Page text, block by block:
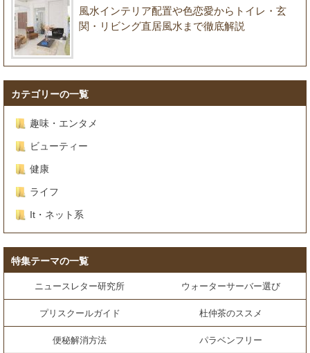
風水インテリア配置や色恋愛からトイレ・玄
関・リビング直居風水まで徹底解説
カテゴリーの一覧
趣味・エンタメ
ビューティー
健康
ライフ
It・ネット系
特集テーマの一覧
ニュースレター研究所 ウォーターサーバー選び
プリスクールガイド 杜仲茶のススメ
便秘解消方法 パラベンフリー